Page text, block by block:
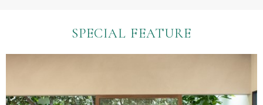
SPECIAL FEATURE